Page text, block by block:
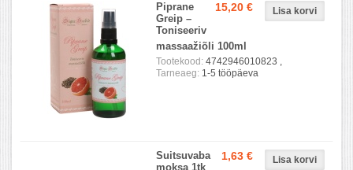
15,20 €
Piprane
Greip –
Toniseeriv
massaažiõli 100ml
Tootekood: 4742946010823 ,
Tarneaeg: 1-5 tööpäeva
1,63 €
Suitsuvaba
moksa 1tk